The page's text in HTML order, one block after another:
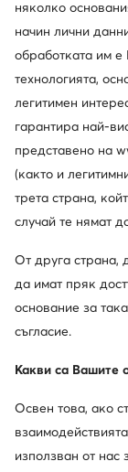
История
Преди 1997 г.
беше на най-
това, като по
върху модата
естетика,
„Холивудски
характер на
Леви и Гела
предпочитан
в продължение
Открийте
няколко
начин лични
обработката им е
технологията,
легитимен
гарантира най-
представено на
(както и
трета страна,
случай те нямат
От друга страна,
да имат пряк
основание за
съгласие.
Какви са Вашите
Освен това, ако
използван от